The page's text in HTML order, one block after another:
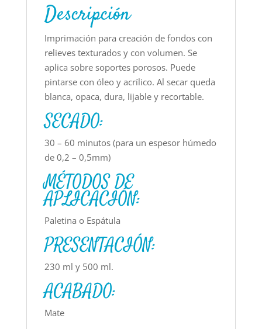
Descripción
Imprimación para creación de fondos con
relieves texturados y con volumen. Se
aplica sobre soportes porosos. Puede
pintarse con óleo y acrílico. Al secar queda
blanca, opaca, dura, lijable y recortable.
SECADO:
30 – 60 minutos (para un espesor húmedo
de 0,2 – 0,5mm)
MÉTODOS DE
APLICACIÓN:
Paletina o Espátula
PRESENTACIÓN:
230 ml y 500 ml.
ACABADO:
Mate